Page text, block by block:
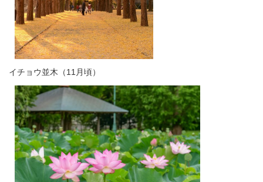
イチョウ並木（11月頃）​